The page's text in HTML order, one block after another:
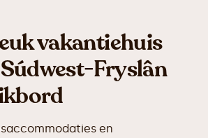
vakantiehuis
Fryslân
en